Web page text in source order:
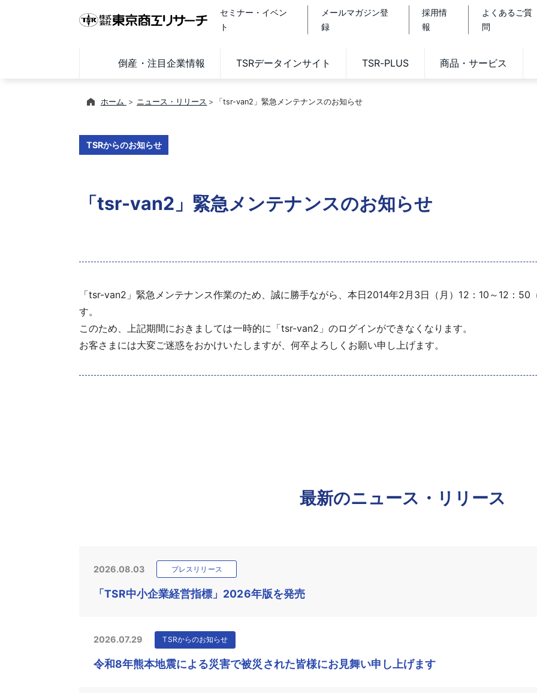
セミナー・イベン
ト
メールマガジン登
録
採用情
報
よくあるご質
問
倒産・注目企業情報 TSRデータインサイト TSR-PLUS 商品・サービス
ホーム ニュース・リリース 「tsr-van2」緊急メンテナンスのお知らせ
TSRからのお知らせ
「tsr-van2」緊急メンテナンスのお知らせ
「tsr-van2」緊急メンテナンス作業のため、誠に勝手ながら、本日2014年2月3日（月）12：10～12：50
す。
このため、上記期間におきましては一時的に「tsr-van2」のログインができなくなります。
お客さまには大変ご迷惑をおかけいたしますが、何卒よろしくお願い申し上げます。
最新のニュース・リリース
2026.08.03 プレスリリース
「TSR中小企業経営指標」2026年版を発売
2026.07.29 TSRからのお知らせ
令和8年熊本地震による災害で被災された皆様にお見舞い申し上げます